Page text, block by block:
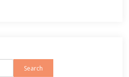
Search